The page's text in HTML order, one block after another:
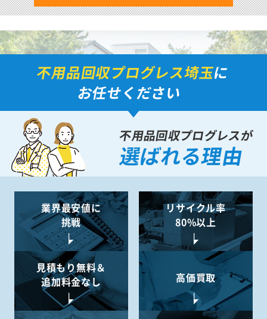
不用品回収プログレス埼玉に
お任せください
不用品回収プログレスが
選ばれる理由
業界最安値に
挑戦
リサイクル率
80%以上
見積もり無料＆
追加料金なし
高価買取